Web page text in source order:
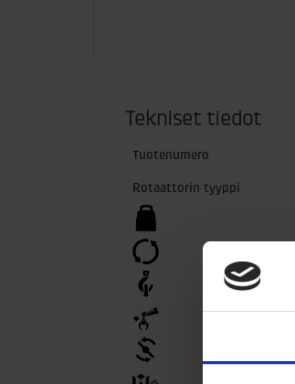
Tekniset tiedot
Tuotenumero
Rotaattorin tyyppi